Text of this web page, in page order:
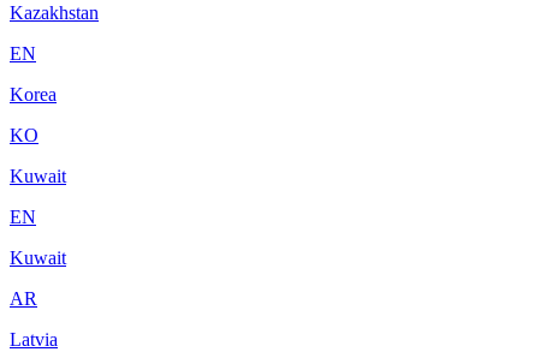
Kazakhstan
EN
Korea
KO
Kuwait
EN
Kuwait
AR
Latvia